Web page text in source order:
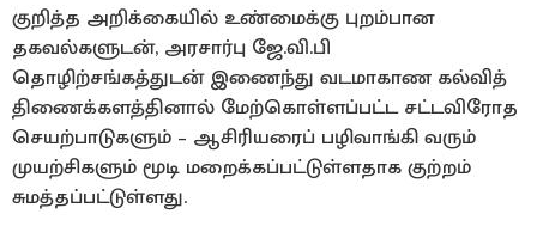
குறித்த அறிக்கையில் உண்மைக்கு புறம்பான
தகவல்களுடன், அரசார்பு ஜே.வி.பி
தொழிற்சங்கத்துடன் இணைந்து வடமாகாண கல்வித்
திணைக்களத்தினால் மேற்கொள்ளப்பட்ட சட்டவிரோத
செயற்பாடுகளும் – ஆசிரியரைப் பழிவாங்கி வரும்
முயற்சிகளும் மூடி மறைக்கப்பட்டுள்ளதாக குற்றம்
சுமத்தப்பட்டுள்ளது.